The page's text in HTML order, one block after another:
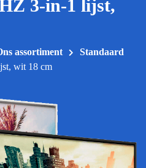
3-in-1 lijst,
assortiment
Standaard
wit 18 cm